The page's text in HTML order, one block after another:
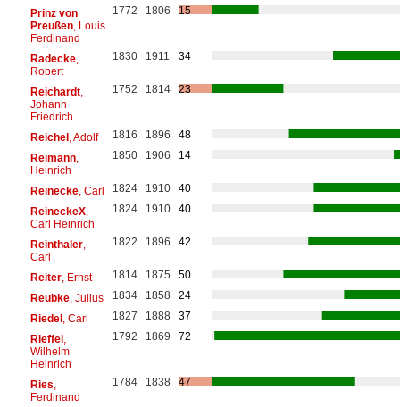
Prinz von
Preußen, Louis
Ferdinand
1772 1806 15
Radecke,
Robert
1830 1911 34
Reichardt,
Johann
Friedrich
1752 1814 23
Reichel, Adolf 1816 1896
48
Reimann,
Heinrich
1850 1906 14
Reinecke, Carl 1824 1910
40
ReineckeX,
Carl Heinrich
1824 1910 40
Reinthaler,
Carl
1822 1896 42
Reiter, Ernst 1814 1875
50
Reubke, Julius 1834 1858
24
Riedel, Carl 1827 1888
37
Rieffel,
Wilhelm
Heinrich
1792 1869 72
Ries
Ferdinand
1784 1838 47